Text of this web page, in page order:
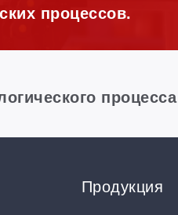
процессов.
процесса
Продукция